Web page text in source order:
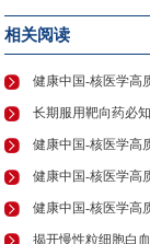
相关阅读
长期服用靶向药必